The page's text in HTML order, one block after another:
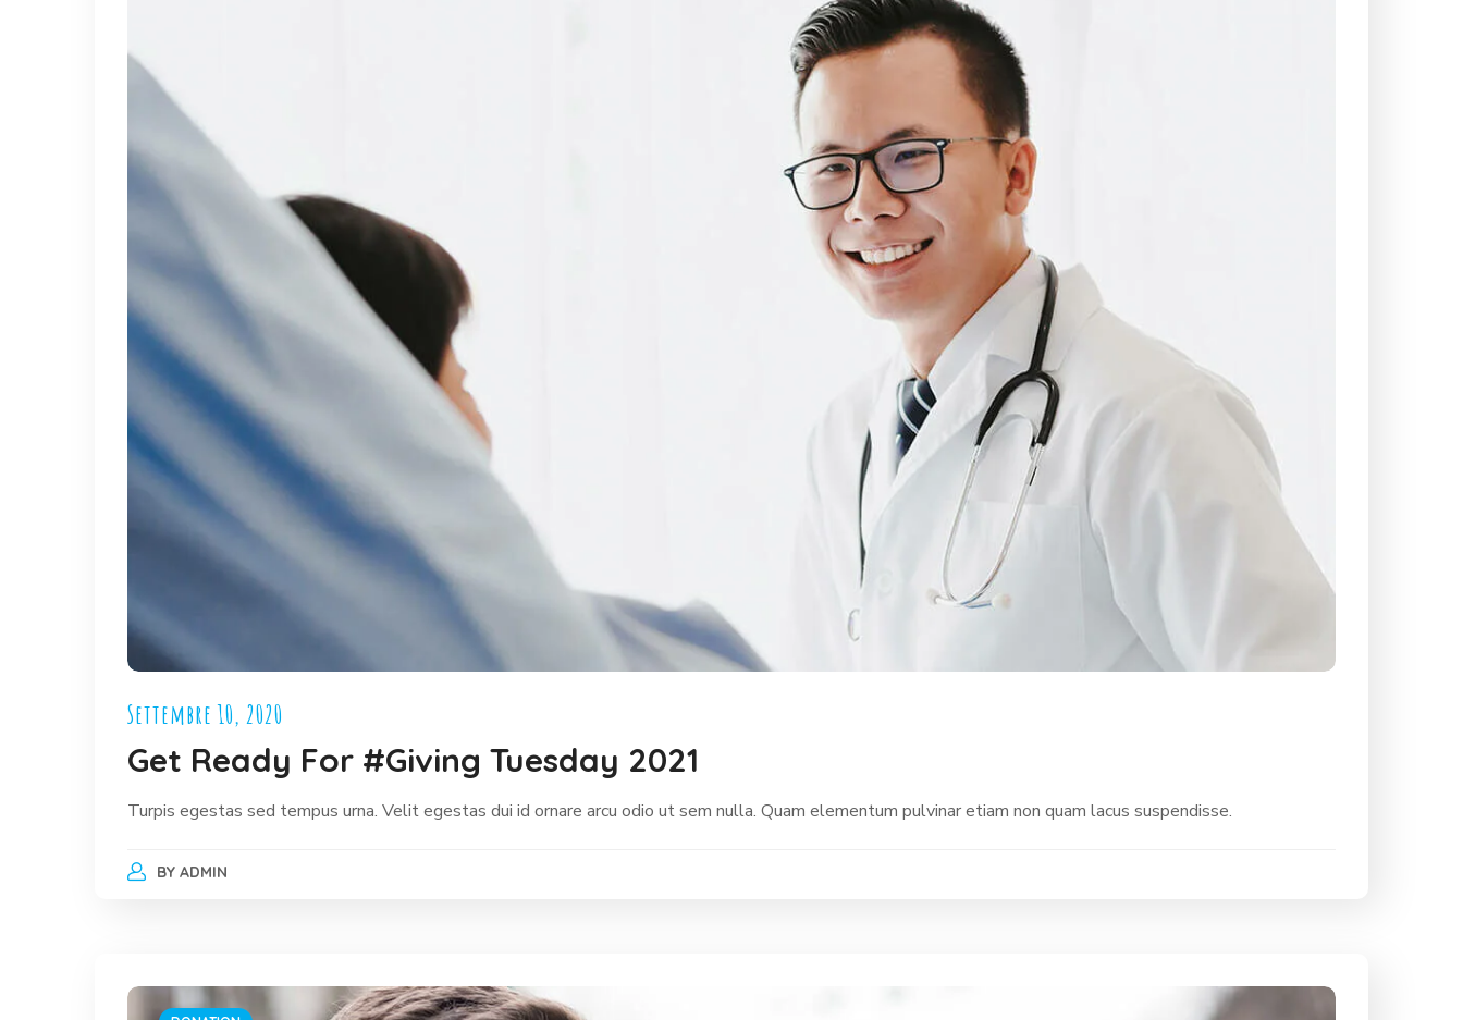
Settembre 10, 2020
Get Ready For #Giving Tuesday 2021
Turpis egestas sed tempus urna. Velit egestas dui id ornare arcu odio ut sem nulla. Quam elementum pulvinar etiam non quam lacus suspendisse.
BY ADMIN